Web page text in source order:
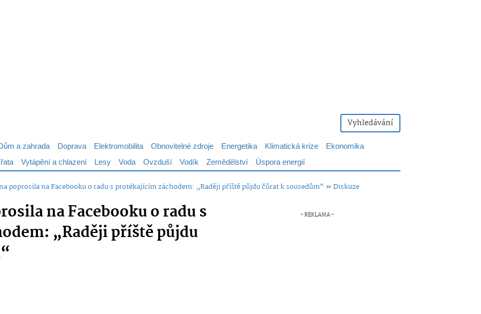
Vyhledávání
a zahrada Doprava Elektromobilita Obnovitelné zdroje Energetika Klimatická krize
Ekonomika
Vytápění a chlazení Lesy Voda Ovzduší Vodík Zemědělství Úspora energií
poprosila na Facebooku o radu s protékajícím záchodem: „Raději příště půjdu čůrat k sousedům“ »Diskuze
na Facebooku o radu s
„Raději příště půjdu